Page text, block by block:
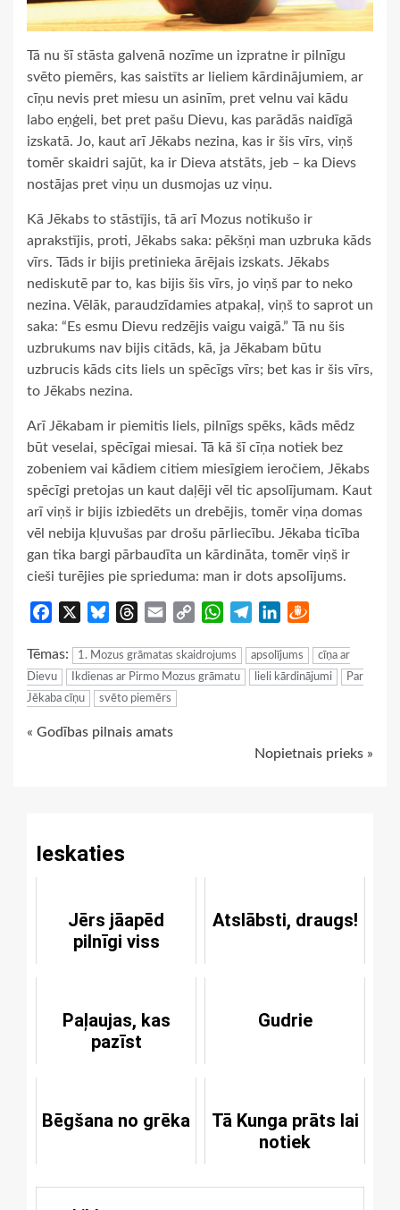
Tā nu šī stāsta galvenā nozīme un izpratne ir pilnīgu
svēto piemērs, kas saistīts ar lieliem kārdinājumiem, ar
cīņu nevis pret miesu un asinīm, pret velnu vai kādu
labo eņģeli, bet pret pašu Dievu, kas parādās naidīgā
izskatā. Jo, kaut arī Jēkabs nezina, kas ir šis vīrs, viņš
tomēr skaidri sajūt, ka ir Dieva atstāts, jeb – ka Dievs
nostājas pret viņu un dusmojas uz viņu.
Kā Jēkabs to stāstījis, tā arī Mozus notikušo ir
aprakstījis, proti, Jēkabs saka: pēkšņi man uzbruka kāds
vīrs. Tāds ir bijis pretinieka ārējais izskats. Jēkabs
nediskutē par to, kas bijis šis vīrs, jo viņš par to neko
nezina. Vēlāk, paraudzīdamies atpakaļ, viņš to saprot un
saka: “Es esmu Dievu redzējis vaigu vaigā.” Tā nu šis
uzbrukums nav bijis citāds, kā, ja Jēkabam būtu
uzbrucis kāds cits liels un spēcīgs vīrs; bet kas ir šis vīrs,
to Jēkabs nezina.
Arī Jēkabam ir piemitis liels, pilnīgs spēks, kāds mēdz
būt veselai, spēcīgai miesai. Tā kā šī cīņa notiek bez
zobeniem vai kādiem citiem miesīgiem ieročiem, Jēkabs
spēcīgi pretojas un kaut daļēji vēl tic apsolījumam. Kaut
arī viņš ir bijis izbiedēts un drebējis, tomēr viņa domas
vēl nebija kļuvušas par drošu pārliecību. Jēkaba ticība
gan tika bargi pārbaudīta un kārdināta, tomēr viņš ir
cieši turējies pie sprieduma: man ir dots apsolījums.
Facebook BlueskyThreads
Email
Copy
WhatsApp
TelegramLinkedIn
Tēmas: 1. Mozus grāmatas skaidrojums apsolījums
cīņa ar
Dievu
Ikdienas ar Pirmo Mozus grāmatu lieli kārdinājumi
Par
Jēkaba cīņu
svēto piemērs
Continue
« Godības pilnais amats
Nopietnais prieks »
Ieskaties
Jērs jāapēd
pilnīgi viss
Atslābsti, draugs!
Paļaujas, kas
pazīst
Gudrie
Bēgšana no grēka
Tā Kunga prāts lai
notiek